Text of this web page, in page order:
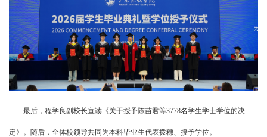
最后，程学良副校长宣读《关于授予陈苗君等3778名学生学士学位的决
定》。随后，全体校领导共同为本科毕业生代表拨穗、授予学位。